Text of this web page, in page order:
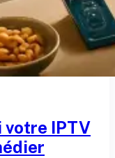
votre IPTV